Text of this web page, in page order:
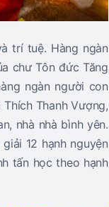
trí tuệ. Hàng ngàn
chư Tôn đức Tăng
ngàn người con
Thanh Vượng,
nhà nhà bình yên.
12 hạnh nguyện
tấn học theo hạnh